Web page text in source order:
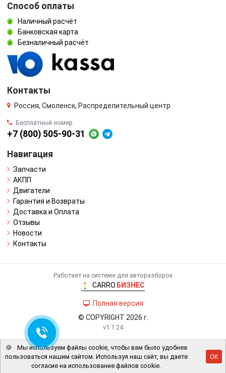
Способ оплаты
Наличный расчёт
Банковская карта
Безналичный расчёт
Контакты
Россия, Смоленск, Распределительный центр
Бесплатный номер
+7 (800) 505-90-31
Навигация
Запчасти
АКПП
Двигатели
Гарантия и Возвраты
Доставка и Оплата
Отзывы
Новости
Контакты
Работает на системе для авторазборок
CARRO. БИЗНЕС
Полная версия
© COPYRIGHT 2026 г.
v1.1.24
🍪
Мы используем файлы cookie, чтобы вам было удобнее
пользоваться нашим сайтом. Используя наш сайт, вы даете
согласие на использование файлов cookie.
OK